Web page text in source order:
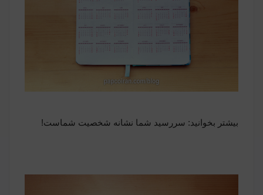
بیشتر بخوانید: سررسید شما نشانه شخصیت شماست!